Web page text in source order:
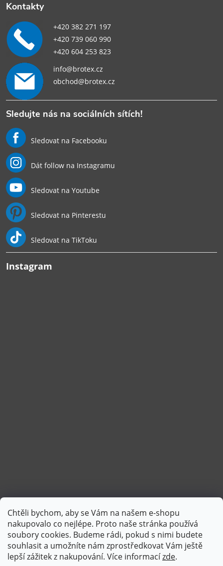
Chtěli bychom, aby se Vám na našem e-shopu
nakupovalo co nejlépe. Proto naše stránka používá
soubory cookies. Budeme rádi, pokud s nimi budete
souhlasit a umožníte nám zprostředkovat Vám ještě
lepší zážitek z nakupování. Více informacízde.
Kontakty
+420 382 271 197
+420 739 060 990
+420 604 253 823
info@brotex.cz
obchod@brotex.cz
Sledujte nás na sociálních sítích!
Sledovat na Facebooku
Dát follow na Instagramu
Sledovat na Youtube
Sledovat na Pinterestu
Sledovat na TikToku
Instagram
Sledovat na Instagramu